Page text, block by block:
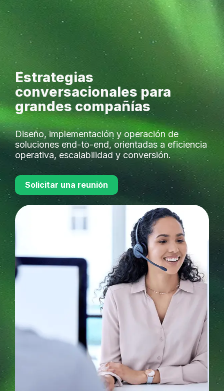
Crear
cuenta
Estrategias
conversacionales para
grandes compañías
Diseño, implementación y operación de
soluciones end-to-end, orientadas a eficiencia
operativa, escalabilidad y conversión.
Solicitar una reunión